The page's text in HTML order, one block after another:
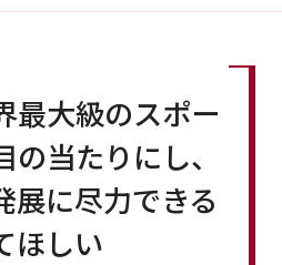
最大級のスポー
当たりにし、
展に尽力できる
ほしい